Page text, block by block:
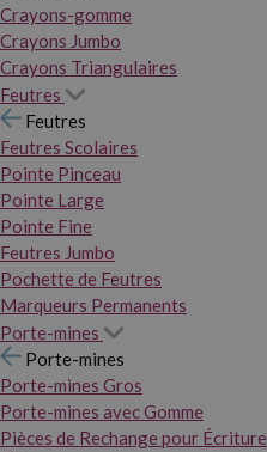
Crayons-gomme
Crayons Jumbo
Crayons Triangulaires
Feutres
Feutres
Feutres Scolaires
Pointe Pinceau
Pointe Large
Pointe Fine
Feutres Jumbo
Pochette de Feutres
Marqueurs Permanents
Porte-mines
Porte-mines
Porte-mines Gros
Porte-mines avec Gomme
Pièces de Rechange pour Écriture